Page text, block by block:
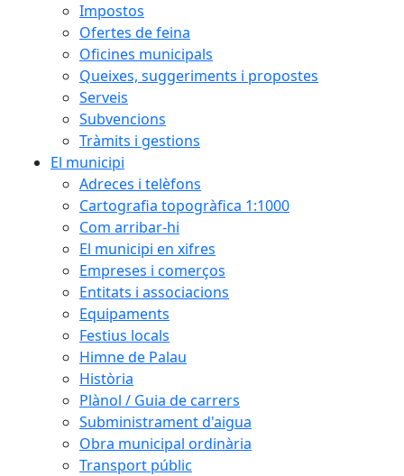
Impostos
Ofertes de feina
Oficines municipals
Queixes, suggeriments i propostes
Serveis
Subvencions
Tràmits i gestions
El municipi
Adreces i telèfons
Cartografia topogràfica 1:1000
Com arribar-hi
El municipi en xifres
Empreses i comerços
Entitats i associacions
Equipaments
Festius locals
Himne de Palau
Història
Plànol / Guia de carrers
Subministrament d'aigua
Obra municipal ordinària
Transport públic